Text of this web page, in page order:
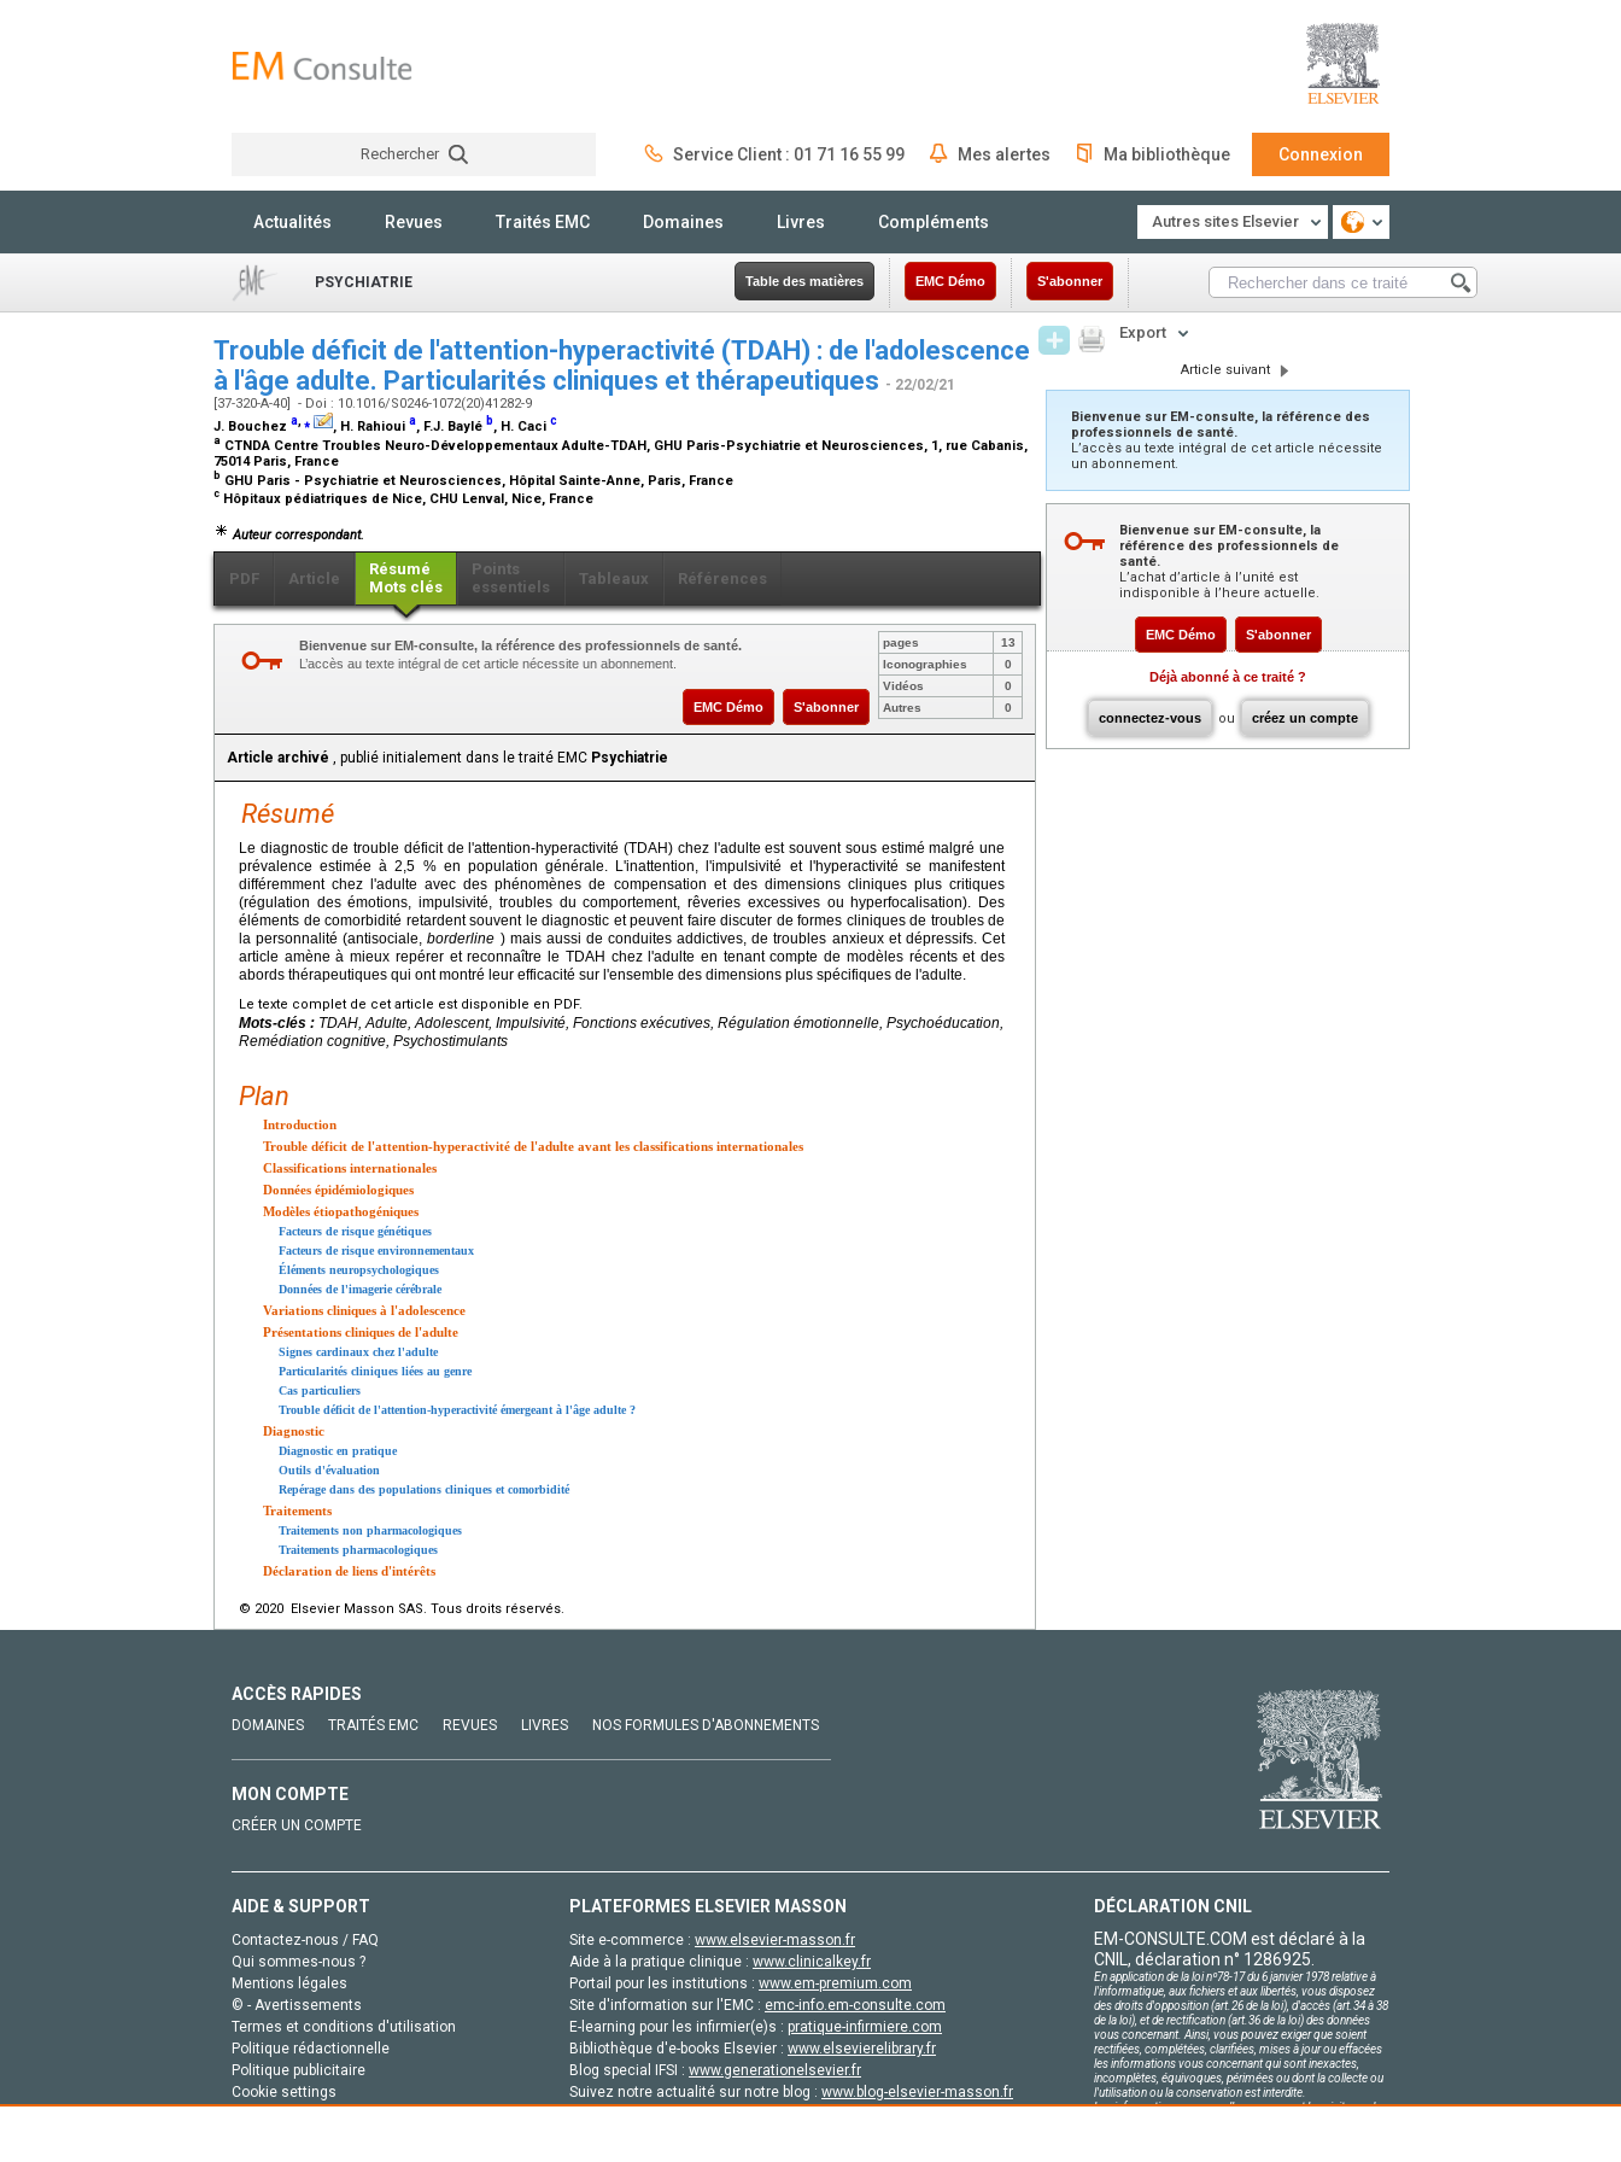
Rechercher Service Client : 01 71 16 55 99 Mes alertes Ma bibliothèque Connexion
Actualités Revues Traités EMC Domaines Livres Compléments Autres sites Elsevier
PSYCHIATRIE Table des matières EMC Démo S'abonner
Trouble déficit de l'attention-hyperactivité (TDAH) : de l'adolescence
à l'âge adulte. Particularités cliniques et thérapeutiques - 22/02/21
[37-320-A-40] - Doi : 10.1016/S0246-1072(20)41282-9
J. Bouchez a,⁎ , H. Rahioui a, F.J. Baylé b, H. Caci c
a CTNDA Centre Troubles Neuro-Développementaux Adulte-TDAH, GHU Paris-Psychiatrie et Neurosciences, 1, rue Cabanis,
75014 Paris, France
b GHU Paris - Psychiatrie et Neurosciences, Hôpital Sainte-Anne, Paris, France
c Hôpitaux pédiatriques de Nice, CHU Lenval, Nice, France
Auteur correspondant.
PDF Article
Résumé
Mots clés
Points
essentiels
Tableaux Références
Bienvenue sur EM-consulte, la référence des professionnels de santé.
L’accès au texte intégral de cet article nécessite un abonnement.
EMC Démo S'abonner
pages
13
Iconographies
0
Vidéos
0
Autres
0
Article archivé , publié initialement dans le traité EMC Psychiatrie
Résumé
Le diagnostic de trouble déficit de l'attention-hyperactivité (TDAH) chez l'adulte est souvent sous estimé malgré une
prévalence estimée à 2,5 % en population générale. L'inattention, l'impulsivité et l'hyperactivité se manifestent
différemment chez l'adulte avec des phénomènes de compensation et des dimensions cliniques plus critiques
(régulation des émotions, impulsivité, troubles du comportement, rêveries excessives ou hyperfocalisation). Des
éléments de comorbidité retardent souvent le diagnostic et peuvent faire discuter de formes cliniques de troubles de
la personnalité (antisociale,borderline ) mais aussi de conduites addictives, de troubles anxieux et dépressifs. Cet
article amène à mieux repérer et reconnaître le TDAH chez l'adulte en tenant compte de modèles récents et des
abords thérapeutiques qui ont montré leur efficacité sur l'ensemble des dimensions plus spécifiques de l'adulte.
Le texte complet de cet article est disponible en PDF.
Mots-clés : TDAH, Adulte, Adolescent, Impulsivité, Fonctions exécutives, Régulation émotionnelle, Psychoéducation,
Remédiation cognitive, Psychostimulants
Plan
Introduction
Trouble déficit de l'attention-hyperactivité de l'adulte avant les classifications internationales
Classifications internationales
Données épidémiologiques
Modèles étiopathogéniques
Facteurs de risque génétiques
Facteurs de risque environnementaux
Éléments neuropsychologiques
Données de l'imagerie cérébrale
Variations cliniques à l'adolescence
Présentations cliniques de l'adulte
Signes cardinaux chez l'adulte
Particularités cliniques liées au genre
Cas particuliers
Trouble déficit de l'attention-hyperactivité émergeant à l'âge adulte ?
Diagnostic
Diagnostic en pratique
Outils d'évaluation
Repérage dans des populations cliniques et comorbidité
Traitements
Traitements non pharmacologiques
Traitements pharmacologiques
Déclaration de liens d'intérêts
© 2020 Elsevier Masson SAS. Tous droits réservés.
Export
Article suivant
Bienvenue sur EM-consulte, la référence des
professionnels de santé.
L’accès au texte intégral de cet article nécessite
un abonnement.
Bienvenue sur EM-consulte, la
référence des professionnels de
santé.
L’achat d’article à l’unité est
indisponible à l’heure actuelle.
EMC Démo S'abonner
Déjà abonné à ce traité ?
connectez-vous ou créez un compte
ACCÈS RAPIDES
DOMAINES TRAITÉS EMC REVUES LIVRES NOS FORMULES D'ABONNEMENTS
MON COMPTE
CRÉER UN COMPTE
AIDE & SUPPORT
Contactez-nous / FAQ
Qui sommes-nous ?
Mentions légales
© - Avertissements
Termes et conditions d'utilisation
Politique rédactionnelle
Politique publicitaire
Cookie settings
PLATEFORMES ELSEVIER MASSON
Site e-commerce : www.elsevier-masson.fr
Aide à la pratique clinique : www.clinicalkey.fr
Portail pour les institutions : www.em-premium.com
Site d'information sur l'EMC : emc-info.em-consulte.com
E-learning pour les infirmier(e)s : pratique-infirmiere.com
Bibliothèque d'e-books Elsevier : www.elsevierelibrary.fr
Blog special IFSI : www.generationelsevier.fr
Suivez notre actualité sur notre blog : www.blog-elsevier-masson.fr
DÉCLARATION CNIL
EM-CONSULTE.COM est déclaré à la
CNIL, déclaration n° 1286925.
En application de la loi nº78-17 du 6 janvier 1978 relative à
l'informatique, aux fichiers et aux libertés, vous disposez
des droits d'opposition (art.26 de la loi), d'accès (art.34 à 38
de la loi), et de rectification (art.36 de la loi) des données
vous concernant. Ainsi, vous pouvez exiger que soient
rectifiées, complétées, clarifiées, mises à jour ou effacées
les informations vous concernant qui sont inexactes,
incomplètes, équivoques, périmées ou dont la collecte ou
l'utilisation ou la conservation est interdite.
Les informations personnelles concernant les visiteurs de